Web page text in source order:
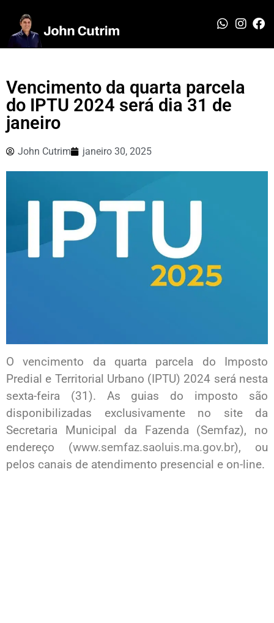
Vencimento da quarta parcela
do IPTU 2024 será dia 31 de
janeiro
John Cutrim janeiro 30, 2025
O vencimento da quarta parcela do Imposto
Predial e Territorial Urbano (IPTU) 2024 será nesta
sexta-feira (31). As guias do imposto são
disponibilizadas exclusivamente no site da
Secretaria Municipal da Fazenda (Semfaz), no
endereço (www.semfaz.saoluis.ma.gov.br), ou
pelos canais de atendimento presencial e on-line.